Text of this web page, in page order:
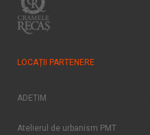
LOCAȚII PARTENERE
ADETIM
Atelierul de urbanism PMT